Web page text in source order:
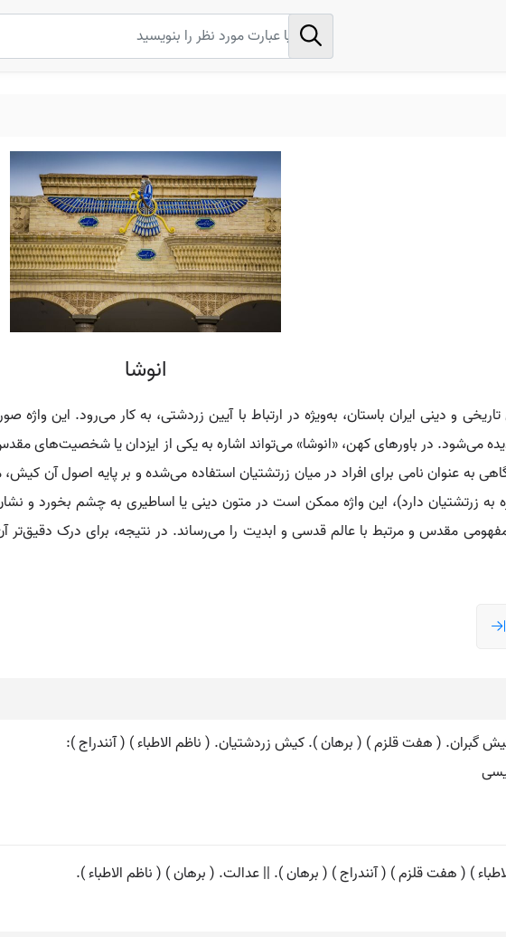
انوشا
و دینی ایران باستان، به‌ویژه در ارتباط با آیین زردشتی، به کار می‌رود. این
می‌شود. در باورهای کهن، «انوشا» می‌تواند اشاره به یکی از ایزدان یا شخصیت‌های
به عنوان نامی برای افراد در میان زرتشتیان استفاده می‌شده و بر پایه اصول آن
به زرتشتیان دارد)، این واژه ممکن است در متون دینی یا اساطیری به چشم بخورد و
مقدس و مرتبط با عالم قدسی و ابدیت را می‌رساند. در نتیجه، برای درک دقیق‌تر
گبران. ( هفت قلزم ) ( برهان ). کیش زردشتیان. ( ناظم الاطباء ) ( آنندراج ):
) ( هفت قلزم ) ( آنندراج ) ( برهان ). || عدالت. ( برهان ) ( ناظم الاطباء ).